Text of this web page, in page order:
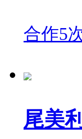
合作5
尾美